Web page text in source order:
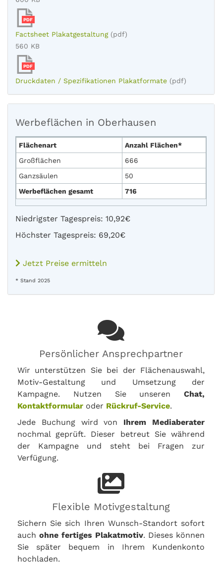
PDF
Factsheet Plakatgestaltung (pdf)
560 KB
PDF
Druckdaten / Spezifikationen Plakatformate (pdf)
Werbeflächen in Oberhausen
Flächenart
Anzahl Flächen*
Großflächen
666
Ganzsäulen
50
Werbeflächen gesamt
716
Niedrigster Tagespreis: 10,92€
Höchster Tagespreis: 69,20€
Jetzt Preise ermitteln
* Stand 2025
Persönlicher Ansprechpartner
Wir unterstützen Sie bei der Flächenauswahl,
Motiv-Gestaltung und Umsetzung der
Kampagne. Nutzen Sie unseren Chat,
Kontaktformular oder Rückruf-Service.
Jede Buchung wird von Ihrem Mediaberater
nochmal geprüft. Dieser betreut Sie während
der Kampagne und steht bei Fragen zur
Verfügung.
Flexible Motivgestaltung
Sichern Sie sich Ihren Wunsch-Standort sofort
auch ohne fertiges Plakatmotiv. Dieses können
Sie später bequem in Ihrem Kundenkonto
hochladen.